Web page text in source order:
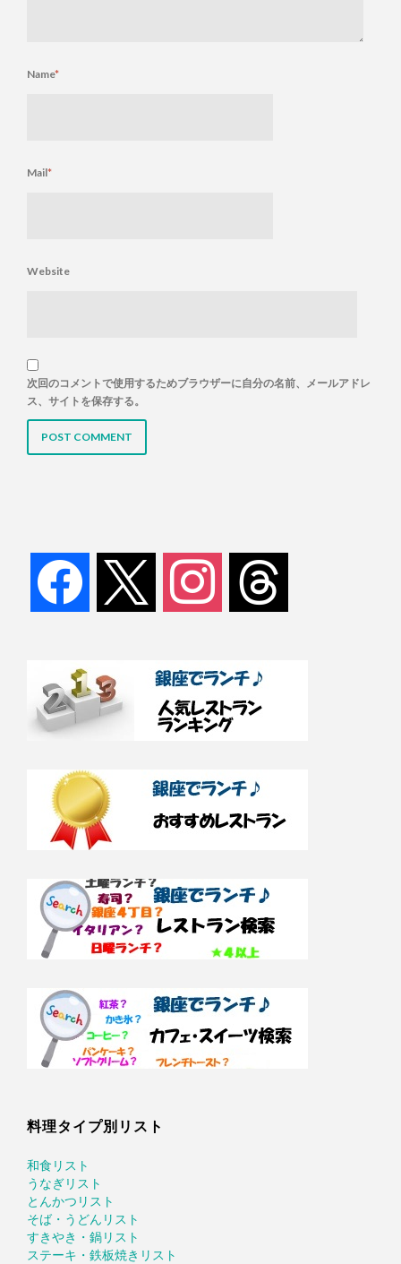
Name*
Mail*
Website
次回のコメントで使用するためブラウザーに自分の名前、メールアドレ
ス、サイトを保存する。
facebook instagram threads
料理タイプ別リスト
和食リスト
うなぎリスト
とんかつリスト
そば・うどんリスト
すきやき・鍋リスト
ステーキ・鉄板焼きリスト